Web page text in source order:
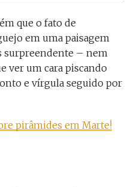
que o fato de
em uma paisagem
surpreendente – nem
ver um cara piscando
e vírgula seguido por
pirâmides em Marte!